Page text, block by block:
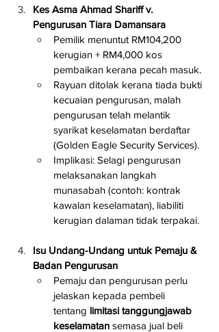
Kes Asma Ahmad Shariff v.
Pengurusan Tiara Damansara
Pemilik menuntut RM104,200
kerugian + RM4,000 kos
pembaikan kerana pecah masuk.
Rayuan ditolak kerana tiada bukti
kecuaian pengurusan, malah
pengurusan telah melantik
syarikat keselamatan berdaftar
(Golden Eagle Security Services).
Implikasi: Selagi pengurusan
melaksanakan langkah
munasabah (contoh: kontrak
kawalan keselamatan), liabiliti
kerugian dalaman tidak terpakai.
Isu Undang-Undang untuk Pemaju &
Badan Pengurusan
Pemaju dan pengurusan perlu
jelaskan kepada pembeli
tentang limitasi tanggungjawab
keselamatan semasa jual beli